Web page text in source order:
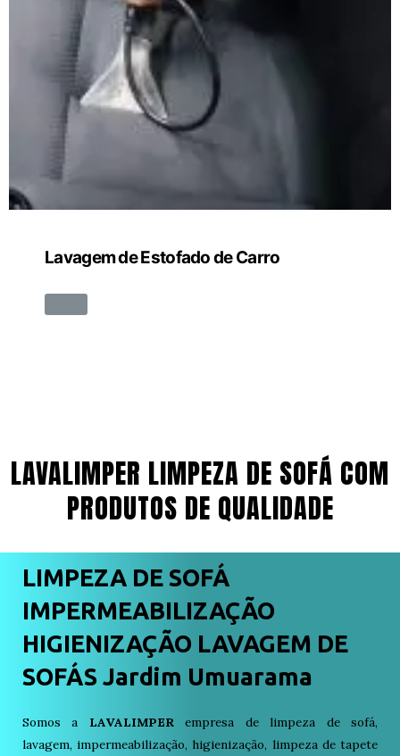
Lavagem de Estofado de Carro
LAVALIMPER LIMPEZA DE SOFÁ COM
PRODUTOS DE QUALIDADE
LIMPEZA DE SOFÁ
IMPERMEABILIZAÇÃO
HIGIENIZAÇÃO LAVAGEM DE
SOFÁS Jardim Umuarama
Somos a LAVALIMPERempresa de limpeza de sofá,
lavagem, impermeabilização, higienização, limpeza de tapete